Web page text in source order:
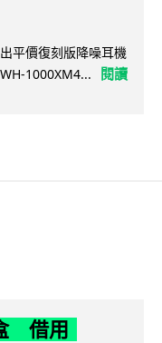
平價復刻版降噪耳機
1000XM4...
閱讀
借用